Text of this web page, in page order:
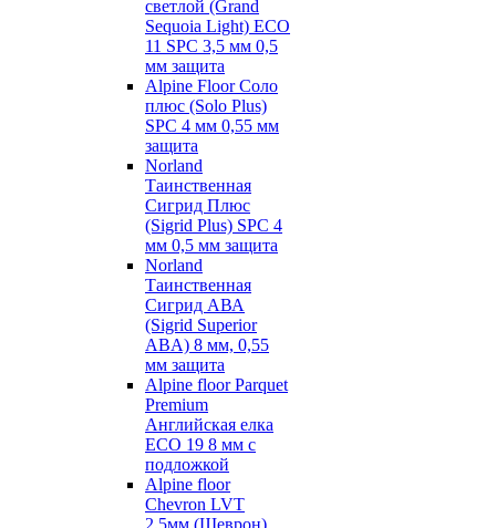
светлой (Grand
Sequoia Light) ECO
11 SPC 3,5 мм 0,5
мм защита
Alpine Floor Соло
плюс (Solo Plus)
SPC 4 мм 0,55 мм
защита
Norland
Таинственная
Сигрид Плюс
(Sigrid Plus) SPC 4
мм 0,5 мм защита
Norland
Таинственная
Сигрид АВА
(Sigrid Superior
ABA) 8 мм, 0,55
мм защита
Alpine floor Parquet
Premium
Английская елка
ECO 19 8 мм с
подложкой
Alpine floor
Chevron LVT
2.5мм (Шеврон)